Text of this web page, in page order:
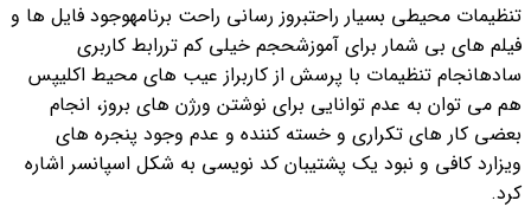
تنظیمات محیطی بسیار راحتبروز رسانی راحت برنامهوجود فایل ها و
فیلم های بی شمار برای آموزشحجم خیلی کم تررابط کاربری
سادهانجام تنظیمات با پرسش از کاربراز عیب های محیط اکلیپس
هم می توان به عدم توانایی برای نوشتن ورژن های بروز، انجام
بعضی کار های تکراری و خسته کننده و عدم وجود پنجره های
ویزارد کافی و نبود یک پشتیبان کد نویسی به شکل اسپانسر اشاره
کرد.